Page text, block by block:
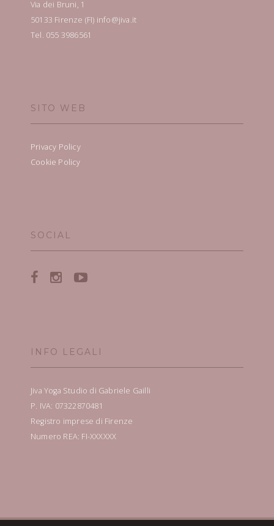
Via dei Bruni, 1
50133 Firenze (FI) info@jiva.it
Tel. 055 3986561
SITO WEB
Privacy Policy
Cookie Policy
SOCIAL
INFO LEGALI
Jiva Yoga Studio di Gabriele Gailli
P. IVA: 07322870481
Registro imprese di Firenze
Numero REA: FI-XXXXXX